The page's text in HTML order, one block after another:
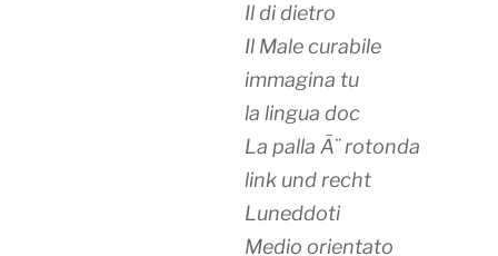
Il di dietro
Il Male curabile
immagina tu
la lingua doc
La palla Ã¨ rotonda
link und recht
Luneddoti
Medio orientato